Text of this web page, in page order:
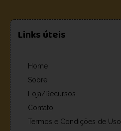
Links úteis
Home
Sobre
Loja/Recursos
Contato
Termos e Condições de Uso